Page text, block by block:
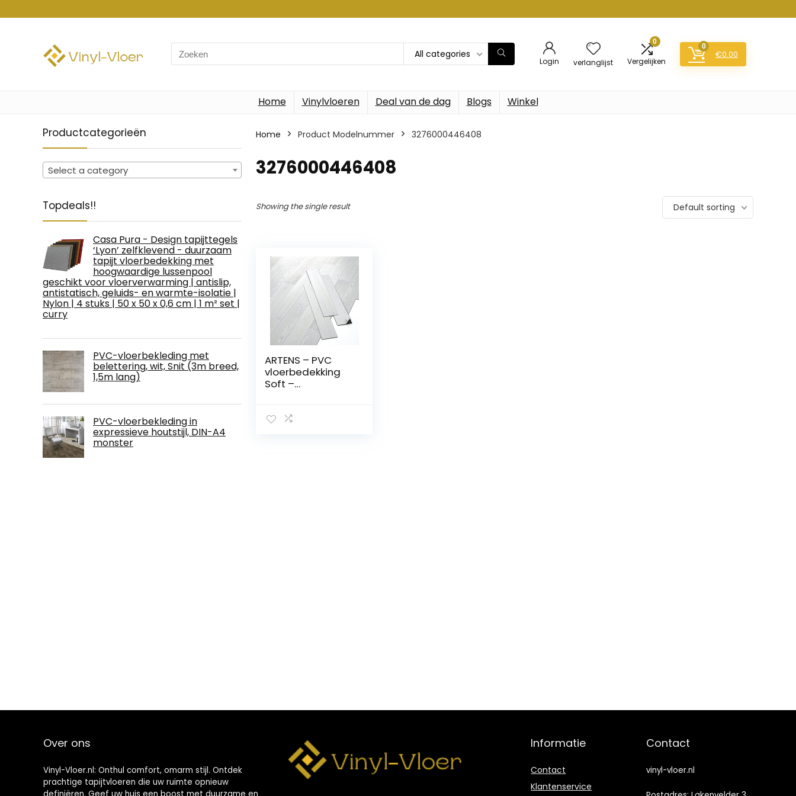
Search
for:
All categories
Login verlanglijst
0
Vergelijken
0
€0.00
Home Vinylvloeren Deal van de dag Blogs Winkel
Productcategorieën
Select a category
Topdeals!!
Casa Pura - Design tapijttegels
‘Lyon’ zelfklevend - duurzaam
tapijt vloerbedekking met
hoogwaardige lussenpool
geschikt voor vloerverwarming | antislip,
antistatisch, geluids- en warmte-isolatie |
Nylon | 4 stuks | 50 x 50 x 0,6 cm | 1 m² set |
curry
PVC-vloerbekleding met
belettering, wit, Snit (3m breed,
1,5m lang)
PVC-vloerbekleding in
expressieve houtstijl, DIN-A4
monster
Home Product Modelnummer ‎3276000446408
‎3276000446408
Showing the single result Default sorting
ARTENS – PVC
vloerbedekking
Soft –
vloer – gebleekt
Over ons
Vinyl-Vloer.nl: Onthul comfort, omarm stijl. Ontdek
prachtige tapijtvloeren die uw ruimte opnieuw
Informatie
Contact
Klantenservice
Contact
vinyl-vloer.nl